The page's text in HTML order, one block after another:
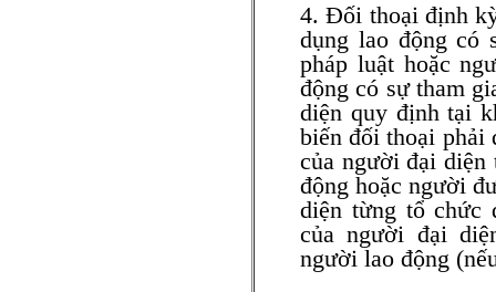
4. Đối thoại định
dụng lao động có
pháp luật hoặc
động có sự tham
diện quy định tại
biến đối thoại phải
của người đại diện
động hoặc người
diện từng tổ chức
của người đại
người lao động